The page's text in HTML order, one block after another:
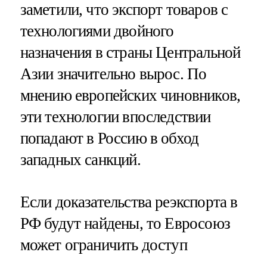
заметили, что экспорт товаров с
технологиями двойного
назначения в страны Центральной
Азии значительно вырос. По
мнению европейских чиновников,
эти технологии впоследствии
попадают в Россию в обход
западных санкций.
Если доказательства реэкспорта в
РФ будут найдены, то Евросоюз
может ограничить доступ